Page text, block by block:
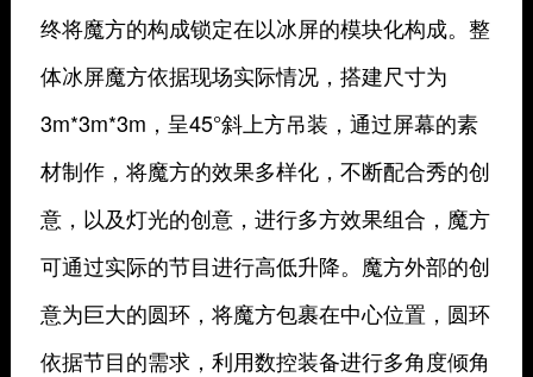
终将魔方的构成锁定在以冰屏的模块化构成。整
体冰屏魔方依据现场实际情况，搭建尺寸为
3m*3m*3m ，呈45°斜上方吊装，通过屏幕的素
材制作，将魔方的效果多样化，不断配合秀的创
意，以及灯光的创意，进行多方效果组合，魔方
可通过实际的节目进行高低升降。魔方外部的创
意为巨大的圆环，将魔方包裹在中心位置，圆环
依据节目的需求，利用数控装备进行多角度倾角